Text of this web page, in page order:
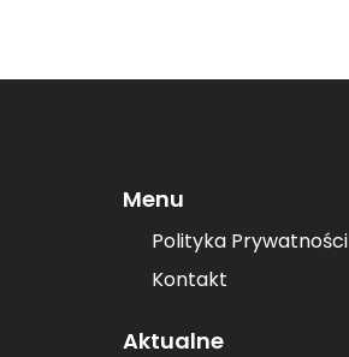
Menu
Polityka Prywatności
Kontakt
Aktualne